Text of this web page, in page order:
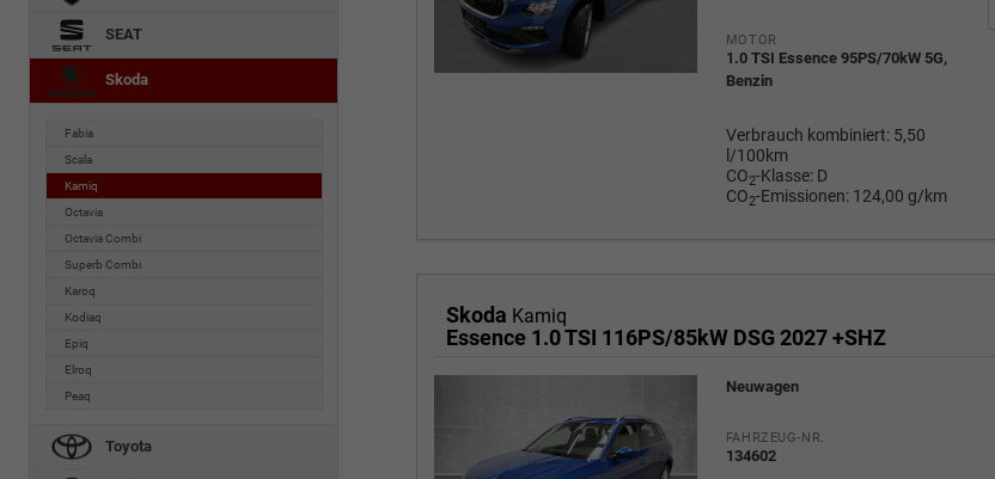
MOTOR
1.0 TSI Essence 95PS/70kW 5G,
Benzin
Verbrauch kombiniert: 5,50
l/100km
CO2-Klasse: D
CO2-Emissionen: 124,00 g/km
Skoda Kamiq
Essence 1.0 TSI 116PS/85kW DSG 2027 +SHZ
Neuwagen
FAHRZEUG-NR.
134602
SEAT
Skoda
Fabia
Scala
Kamiq
Octavia
Octavia Combi
Superb Combi
Karoq
Kodiaq
Epiq
Elroq
Peaq
Toyota